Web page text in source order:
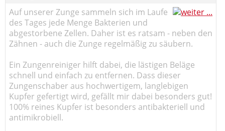
Auf unserer Zunge sammeln sich im Laufe
des Tages jede Menge Bakterien und
abgestorbene Zellen. Daher ist es ratsam - neben den
Zähnen - auch die Zunge regelmäßig zu säubern.
Ein Zungenreiniger hilft dabei, die lästigen Beläge
schnell und einfach zu entfernen. Dass dieser
Zungenschaber aus hochwertigem, langlebigen
Kupfer gefertigt wird, gefällt mir dabei besonders gut!
100% reines Kupfer ist besonders antibakteriell und
antimikrobiell.